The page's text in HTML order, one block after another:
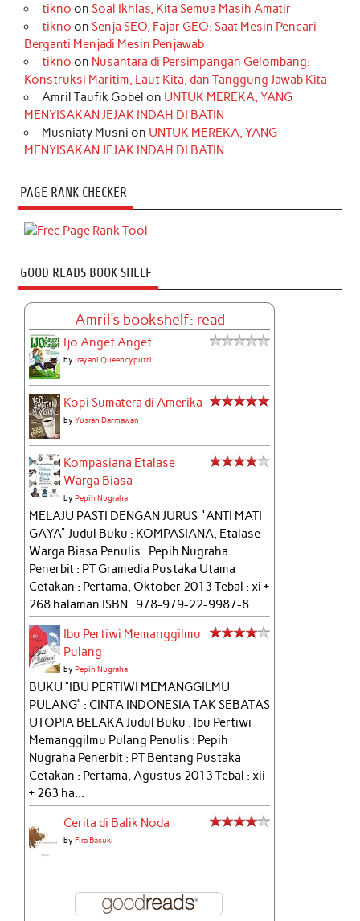
tikno on Soal Ikhlas, Kita Semua Masih Amatir
tikno on Senja SEO, Fajar GEO: Saat Mesin Pencari
Berganti Menjadi Mesin Penjawab
tikno on Nusantara di Persimpangan Gelombang:
Konstruksi Maritim, Laut Kita, dan Tanggung Jawab Kita
Amril Taufik Gobel on UNTUK MEREKA, YANG
MENYISAKAN JEJAK INDAH DI BATIN
Musniaty Musni on UNTUK MEREKA, YANG
MENYISAKAN JEJAK INDAH DI BATIN
PAGE RANK CHECKER
GOOD READS BOOK SHELF
Amril's bookshelf: read
Ijo Anget Anget
byIrayani Queencyputri
Kopi Sumatera di Amerika
byYusran Darmawan
Kompasiana Etalase
Warga Biasa
byPepih Nugraha
MELAJU PASTI DENGAN JURUS "ANTI MATI
GAYA" Judul Buku : KOMPASIANA, Etalase
Warga Biasa Penulis : Pepih Nugraha
Penerbit : PT Gramedia Pustaka Utama
Cetakan : Pertama, Oktober 2013 Tebal : xi +
268 halaman ISBN : 978-979-22-9987-8...
Ibu Pertiwi Memanggilmu
Pulang
byPepih Nugraha
BUKU “IBU PERTIWI MEMANGGILMU
PULANG” : CINTA INDONESIA TAK SEBATAS
UTOPIA BELAKA Judul Buku : Ibu Pertiwi
Memanggilmu Pulang Penulis : Pepih
Nugraha Penerbit : PT Bentang Pustaka
Cetakan : Pertama, Agustus 2013 Tebal : xii
+ 263 ha...
Cerita di Balik Noda
byFira Basuki